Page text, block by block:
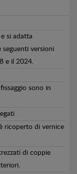
si adatta
versioni
e il 2024.
sono in
ricoperto di vernice
di coppie